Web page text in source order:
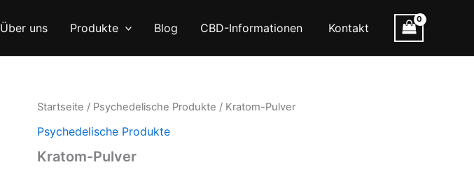
Über uns Produkte Blog CBD-Informationen Kontakt
Startseite / Psychedelische Produkte / Kratom-Pulver
Psychedelische Produkte
Kratom-Pulver